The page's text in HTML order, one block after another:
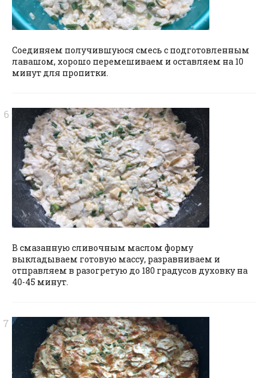
Соединяем получившуюся смесь с подготовленным
лавашом, хорошо перемешиваем и оставляем на 10
минут для пропитки.
В смазанную сливочным маслом форму
выкладываем готовую массу, разравниваем и
отправляем в разогретую до 180 градусов духовку на
40-45 минут.